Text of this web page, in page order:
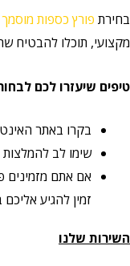
בחירת פורץ כספות מוסמך
מקצועי, תוכלו להבטיח
טיפים שיעזרו לכם
בקרו באתר
שימו לב
אם אתם מזמינים
זמין להגיע
השירות שלנו